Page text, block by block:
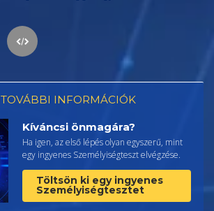
TOVÁBBI INFORMÁCIÓK
Kíváncsi önmagára?
Ha igen, az első lépés olyan egyszerű, mint
egy ingyenes Személyiségteszt elvégzése.
Töltsön ki egy ingyenes
Személyiségtesztet